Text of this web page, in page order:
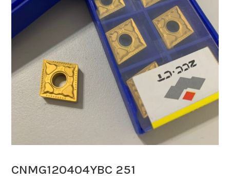
CNMG120404YBC 251